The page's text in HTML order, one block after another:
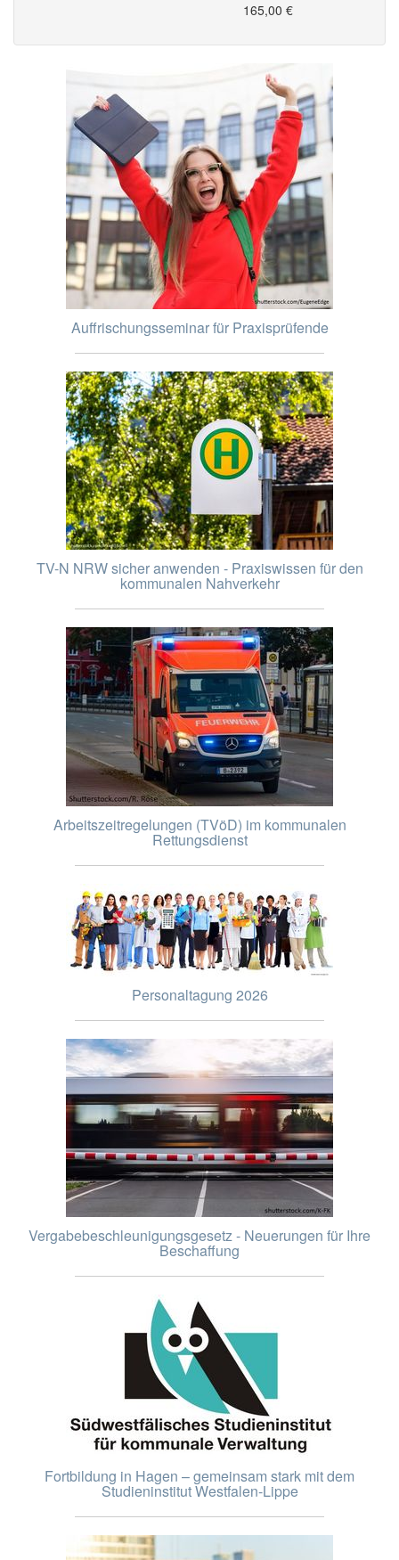
165,00 €
Auffrischungsseminar für Praxisprüfende
TV-N NRW sicher anwenden - Praxiswissen für den
kommunalen Nahverkehr
Arbeitszeitregelungen (TVöD) im kommunalen
Rettungsdienst
Personaltagung 2026
Vergabebeschleunigungsgesetz - Neuerungen für Ihre
Beschaffung
Fortbildung in Hagen – gemeinsam stark mit dem
Studieninstitut Westfalen-Lippe